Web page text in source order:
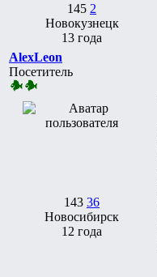
145 2
Новокузнецк
13 года
AlexLeon
Посетитель
143 36
Новосибирск
12 года